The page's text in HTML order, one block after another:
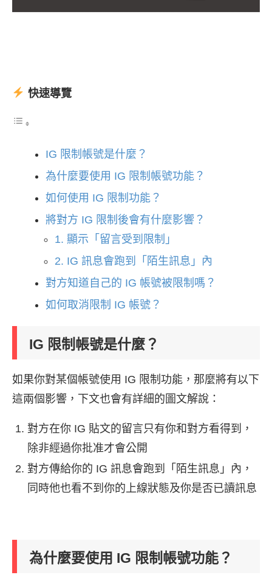
快速導覽
IG 限制帳號是什麼？
為什麼要使用 IG 限制帳號功能？
如何使用 IG 限制功能？
將對方 IG 限制後會有什麼影響？
1. 顯示「留言受到限制」
2. IG 訊息會跑到「陌生訊息」內
對方知道自己的 IG 帳號被限制嗎？
如何取消限制 IG 帳號？
IG 限制帳號是什麼？
如果你對某個帳號使用 IG 限制功能，那麼將有以下
這兩個影響，下文也會有詳細的圖文解說：
對方在你 IG 貼文的留言只有你和對方看得到，
除非經過你批准才會公開
對方傳給你的 IG 訊息會跑到「陌生訊息」內，
同時他也看不到你的上線狀態及你是否已讀訊息
為什麼要使用 IG 限制帳號功能？